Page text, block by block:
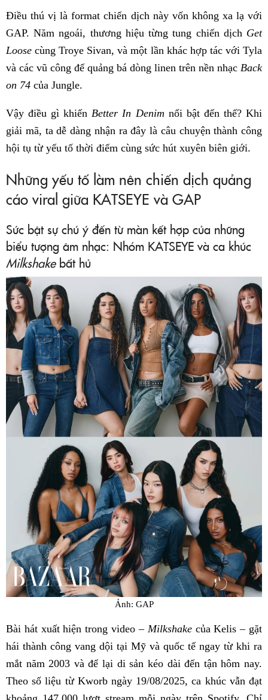
Điều thú vị là format chiến dịch này vốn không xa lạ với
GAP. Năm ngoái, thương hiệu từng tung chiến dịch Get
Loose cùng Troye Sivan, và một lần khác hợp tác với Tyla
và các vũ công để quảng bá dòng linen trên nền nhạc Back
on 74 của Jungle.
Vậy điều gì khiếnBetter In Denim nổi bật đến thế? Khi
giải mã, ta dễ dàng nhận ra đây là câu chuyện thành công
hội tụ từ yếu tố thời điểm cùng sức hút xuyên biên giới.
Những yếu tố làm nên chiến dịch quảng
cáo viral giữa KATSEYE và GAP
Sức bật sự chú ý đến từ màn kết hợp của những
biểu tượng âm nhạc: Nhóm KATSEYE và ca khúc
Milkshakebất hủ
Ảnh: GAP
Bài hát xuất hiện trong video – Milkshakecủa Kelis – gặt
hái thành công vang dội tại Mỹ và quốc tế ngay từ khi ra
mắt năm 2003 và để lại di sản kéo dài đến tận hôm nay.
Theo số liệu từ Kworb ngày 19/08/2025, ca khúc vẫn đạt